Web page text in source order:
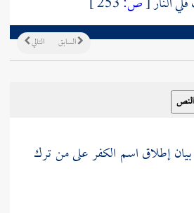
التالي السابق
إطلاق اسم الكفر على من ترك